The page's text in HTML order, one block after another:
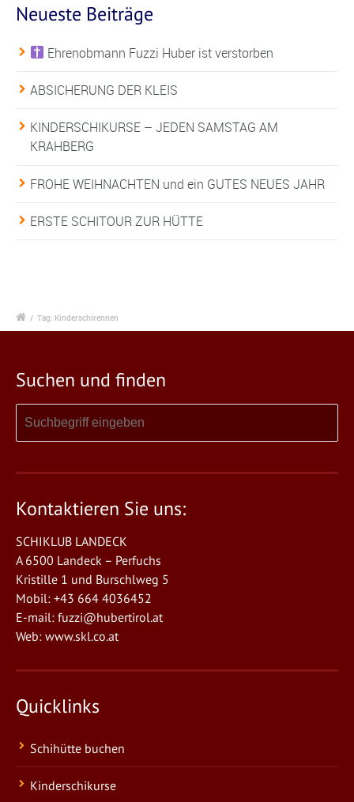
Neueste Beiträge
Ehrenobmann Fuzzi Huber ist verstorben
ABSICHERUNG DER KLEIS
KINDERSCHIKURSE – JEDEN SAMSTAG AM
KRAHBERG
FROHE WEIHNACHTEN und ein GUTES NEUES JAHR
ERSTE SCHITOUR ZUR HÜTTE
/ Tag: Kinderschirennen
Suchen und finden
Kontaktieren Sie uns:
SCHIKLUB LANDECK
A 6500 Landeck – Perfuchs
Kristille 1 und Burschlweg 5
Mobil: +43 664 4036452
E-mail: fuzzi@hubertirol.at
Web: www.skl.co.at
Quicklinks
Schihütte buchen
Kinderschikurse